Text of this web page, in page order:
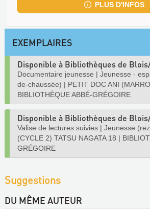
PLUS D'INFOS
EXEMPLAIRES
Disponible à Bibliothèques de
Documentaire jeunesse | Jeunesse -
de-chaussée) | PETIT DOC ANI
BIBLIOTHÈQUE ABBÉ-GRÉGOIRE
Disponible à Bibliothèques de
Valise de lectures suivies | Jeunesse
(CYCLE 2) TATSU NAGATA 18 |
GRÉGOIRE
Suggestions
DU MÊME AUTEUR